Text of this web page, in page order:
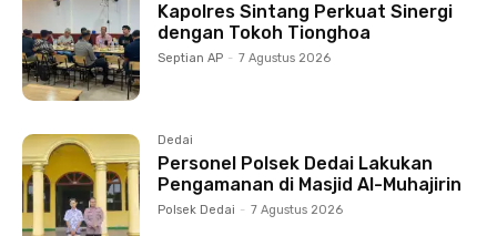
Kapolres Sintang Perkuat Sinergi
dengan Tokoh Tionghoa
Septian AP - 7 Agustus 2026
Dedai
Personel Polsek Dedai Lakukan
Pengamanan di Masjid Al-Muhajirin
Polsek Dedai - 7 Agustus 2026